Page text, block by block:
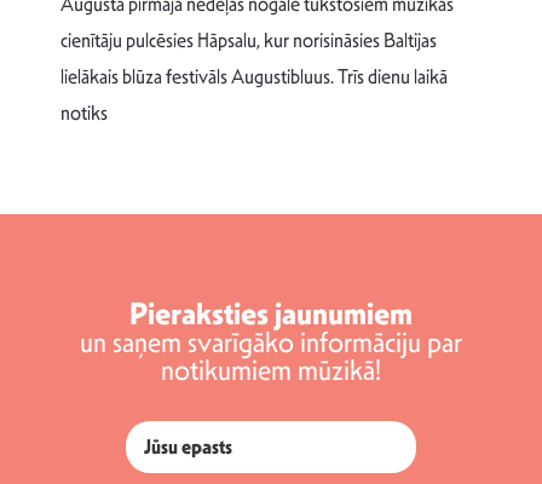
cienītāju pulcēsies Hāpsalu, kur norisināsies Baltijas
lielākais blūza festivāls Augustibluus. Trīs dienu laikā
notiks
Pieraksties jaunumiem
un saņem svarīgāko informāciju par
notikumiem mūzikā!